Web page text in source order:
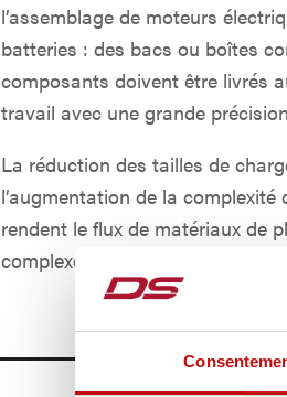
l’assemblage de moteurs
batteries : des bacs ou boîtes
composants doivent être livrés
travail avec une grande
La réduction des tailles de
l’augmentation de la complexité
rendent le flux de matériaux de
complexe.